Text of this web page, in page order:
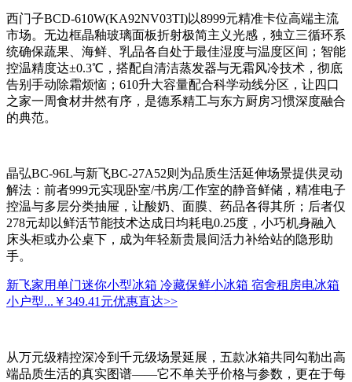
西门子BCD-610W(KA92NV03TI)以8999元精准卡位高端主流
市场。无边框晶釉玻璃面板折射极简主义光感，独立三循环系
统确保蔬果、海鲜、乳品各自处于最佳湿度与温度区间；智能
控温精度达±0.3℃，搭配自清洁蒸发器与无霜风冷技术，彻底
告别手动除霜烦恼；610升大容量配合科学动线分区，让四口
之家一周食材井然有序，是德系精工与东方厨房习惯深度融合
的典范。
晶弘BC-96L与新飞BC-27A52则为品质生活延伸场景提供灵动
解法：前者999元实现卧室/书房/工作室的静音鲜储，精准电子
控温与多层分类抽屉，让酸奶、面膜、药品各得其所；后者仅
278元却以鲜活节能技术达成日均耗电0.25度，小巧机身融入
床头柜或办公桌下，成为年轻新贵晨间活力补给站的隐形助
手。
新飞家用单门迷你小型冰箱 冷藏保鲜小冰箱 宿舍租房电冰箱
小户型... ￥349.41元优惠直达>>
从万元级精控深冷到千元级场景延展，五款冰箱共同勾勒出高
端品质生活的真实图谱——它不单关乎价格与参数，更在于每